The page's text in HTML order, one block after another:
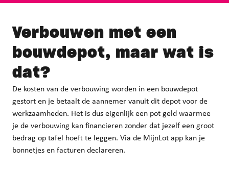
Verbouwen met een
bouwdepot, maar wat is
dat?
De kosten van de verbouwing worden in een bouwdepot
gestort en je betaalt de aannemer vanuit dit depot voor de
werkzaamheden. Het is dus eigenlijk een pot geld waarmee
je de verbouwing kan financieren zonder dat jezelf een groot
bedrag op tafel hoeft te leggen. Via de MijnLot app kan je
bonnetjes en facturen declareren.